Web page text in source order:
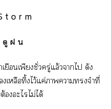
t o r m
ดู ฝ น
ยือนเพียงชั่วครู่แล้วาไ ดัง
หลือทิ้งไว้แค่าาจำที่
งะไไม่ได้